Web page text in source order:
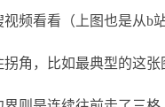
频看看（上图也是从b站
角，比如最典型的这张